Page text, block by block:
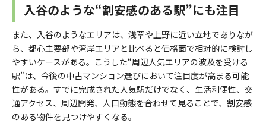
入谷のような“割安感のある駅”にも注目
また、入谷のようなエリアは、浅草や上野に近い立地でありなが
ら、都心主要部や湾岸エリアと比べると価格面で相対的に検討し
やすいケースがある。こうした“周辺人気エリアの波及を受ける
駅”は、今後の中古マンション選びにおいて注目度が高まる可能
性がある。すでに完成された人気駅だけでなく、生活利便性、交
通アクセス、周辺開発、人口動態を合わせて見ることで、割安感
のある物件を見つけやすくなる。